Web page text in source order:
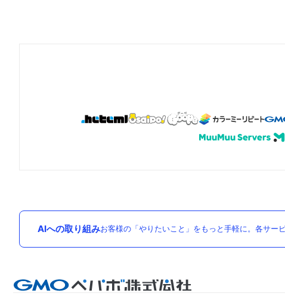
AIへの取り組みお客様の「やりたいこと」をもっと手軽に。各サー